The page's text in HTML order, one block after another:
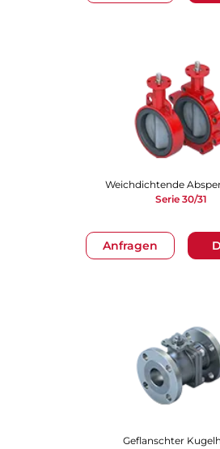
Anfragen
Weichdichtende
Serie 30/31
Geflanschter